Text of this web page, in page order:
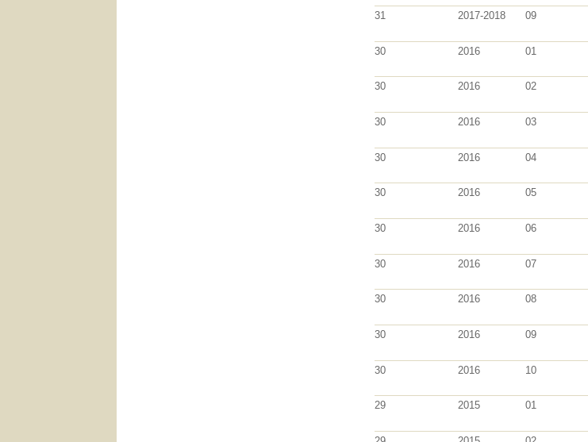
31
2017-2018 09
30
2016 01
30
2016 02
30
2016 03
30
2016 04
30
2016 05
30
2016 06
30
2016 07
30
2016 08
30
2016 09
30
2016 10
29
2015 01